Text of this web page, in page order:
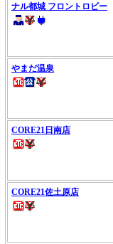
ナル都城 フロントロビー
やまだ温泉
CORE21日南店
CORE21佐土原店